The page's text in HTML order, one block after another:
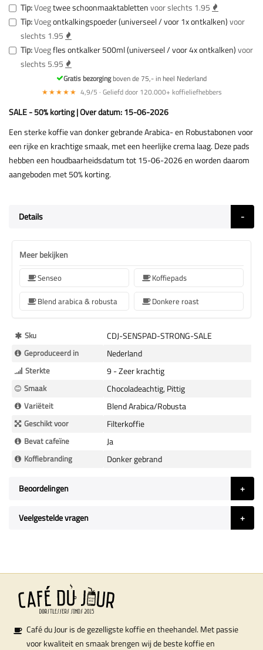
Tip:Voegtwee schoonmaaktablettenvoor slechts 1.95
Tip:Voegontkalkingspoeder (universeel / voor 1x ontkalken)voor
slechts 1.95
Tip:Voegfles ontkalker 500ml (universeel / voor 4x ontkalken)voor
slechts 5.95
Gratis bezorgingboven de 75,- in heel Nederland
★★★★★ 4,9/5 · Geliefd door 120.000+ koffieliefhebbers
SALE - 50% korting | Over datum: 15-06-2026
Een sterke koffie van donker gebrande Arabica- en Robustabonen voor
een rijke en krachtige smaak, met een heerlijke crema laag. Deze pads
hebben een houdbaarheidsdatum tot 15-06-2026 en worden daarom
aangeboden met 50% korting.
Details
Meer bekijken
Senseo
Koffiepads
Blend arabica & robusta
Donkere roast
Meer
Informatie
Sku CDJ-SENSPAD-STRONG-SALE
Geproduceerd in Nederland
Sterkte 9 - Zeer krachtig
Smaak Chocoladeachtig, Pittig
Variëteit Blend Arabica/Robusta
Geschikt voor Filterkoffie
Bevat cafeïne Ja
Koffiebranding Donker gebrand
Beoordelingen
Veelgestelde vragen
Café du Jour is de gezelligste koffie en theehandel. Met passie
voor kwaliteit en smaak brengen wij de beste koffie en